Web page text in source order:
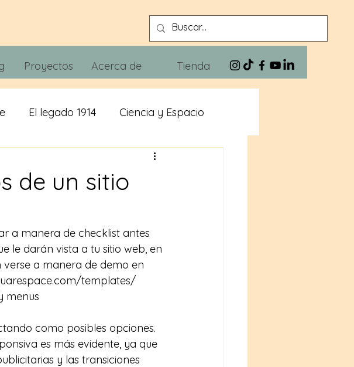
Proyectos Acerca de Tienda
El legado 1914 Ciencia y Espacio
Xivra The Blues
de un sitio
a manera de checklist antes
le darán vista a tu sitio web, en
a manera de demo en
templates/
menus
como posibles opciones.
es más evidente, ya que
y las transiciones